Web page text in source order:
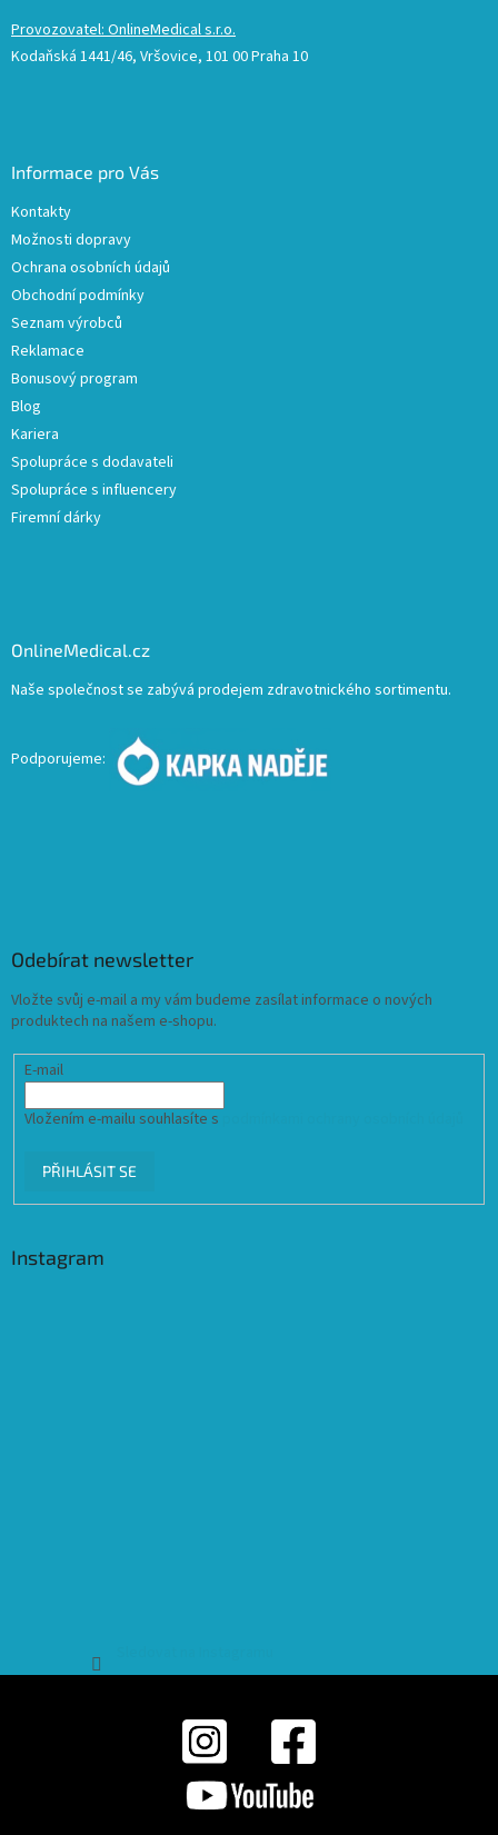
Provozovatel: OnlineMedical s.r.o.
Kodaňská 1441/46, Vršovice, 101 00 Praha 10
Informace pro Vás
Kontakty
Možnosti dopravy
Ochrana osobních údajů
Obchodní podmínky
Seznam výrobců
Reklamace
Bonusový program
Blog
Kariera
Spolupráce s dodavateli
Spolupráce s influencery
Firemní dárky
OnlineMedical.cz
Naše společnost se zabývá prodejem zdravotnického sortimentu.
Podporujeme:
Odebírat newsletter
Vložte svůj e-mail a my vám budeme zasílat informace o nových
produktech na našem e-shopu.
E-mail
Vložením e-mailu souhlasíte s
PŘIHLÁSIT SE
Instagram